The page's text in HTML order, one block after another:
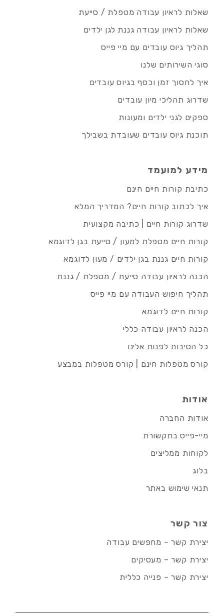
שאלות לראיון עבודה מטפלת / סייעת
שאלות לראיון עבודה גננת לגן ילדים
תהליך גיוס עובדים עם מיי פייס
סוגי השירותים שלנו
איך לחסוך זמן וכסף בגיוס עובדים
שדרוג תהליכי מיון עובדים
ספקים לגני ילדים ומעונות
תוכנת גיוס עובדים שעובדת בשבילך
מידע למועמד
כתיבת קורות חיים חינם
איך לכתוב קורות חיים? המדריך המלא
שדרוג קורות חיים | כתיבה מקצועית
קורות חיים מטפלת למעון / סייעת בגן לדוגמא
קורות חיים גננת בגן ילדים / מעון לדוגמא
הכנה לראיון עבודה סייעת / מטפלת / גננת
תהליך חיפוש העבודה עם מיי פייס
קורות חיים לדוגמא
הכנה לראיון עבודה כללי
כל הסיבות לפנות אלינו
קורס מטפלות חינם | קורס מטפלות במבצע
אודות
אודות החברה
מיי-פייס בתקשורת
לקוחות ממליצים
בלוג
תנאי שימוש באתר
צור קשר
יצירת קשר – מחפשים עבודה
יצירת קשר – מעסיקים
יצירת קשר – פנייה כללית